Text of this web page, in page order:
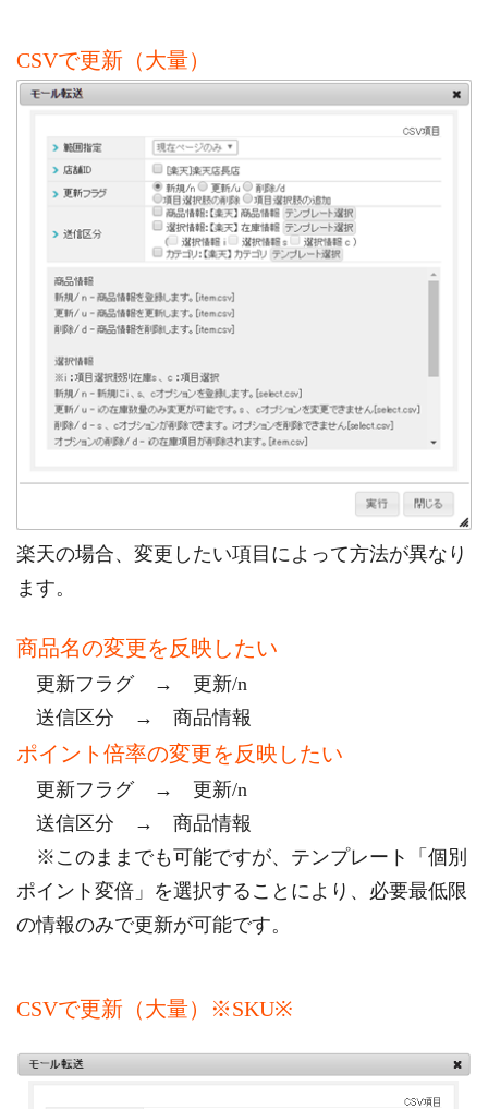
CSVで更新（大量）
楽天の場合、変更したい項目によって方法が異なり
ます。
商品名の変更を反映したい
更新フラグ → 更新/n
送信区分 → 商品情報
ポイント倍率の変更を反映したい
更新フラグ → 更新/n
送信区分 → 商品情報
※このままでも可能ですが、テンプレート「個別
ポイント変倍」を選択することにより、必要最低限
の情報のみで更新が可能です。
CSVで更新（大量）※SKU※